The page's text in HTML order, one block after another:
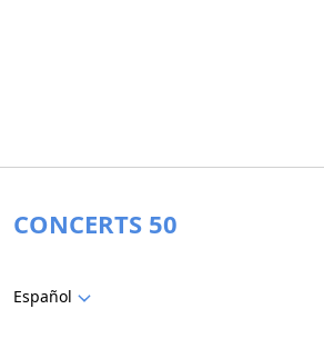
CONCERTS 50
Español